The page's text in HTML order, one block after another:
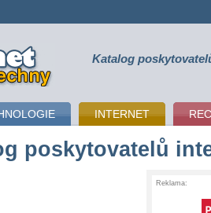
Katalog
INTERNET
poskytovatelů
Reklama: